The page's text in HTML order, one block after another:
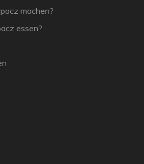
machen?
essen?